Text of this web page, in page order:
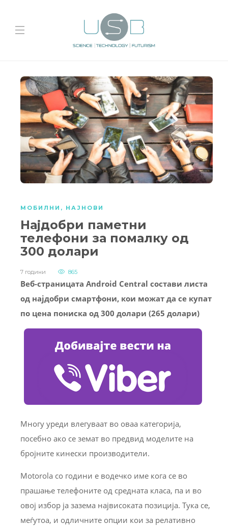
МОБИЛНИ , НАЈНОВИ
Најдобри паметни
телефони за помалку од
300 долари
7 години 865
Веб-страницата Android Central состави листа
од најдобри смартфони, кои можат да се купат
по цена пониска од 300 долари (265 долари)
Многу уреди влегуваат во оваа категорија,
посебно ако се земат во предвид моделите на
бројните кинески производители.
Motorola со години е водечко име кога се во
прашање телефоните од средната класа, па и во
овој избор ја зазема највисоката позиција. Тука се,
меѓутоа, и одличните опции кои за релативно